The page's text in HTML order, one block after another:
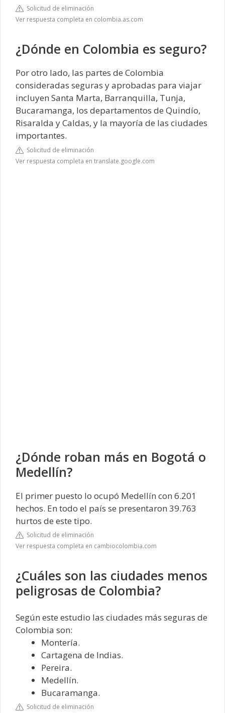
Solicitud de eliminación
Ver respuesta completa en colombia.as.com
¿Dónde en Colombia es seguro?
Por otro lado, las partes de Colombia
consideradas seguras y aprobadas para viajar
incluyen Santa Marta, Barranquilla, Tunja,
Bucaramanga, los departamentos de Quindío,
Risaralda y Caldas, y la mayoría de las ciudades
importantes.
Solicitud de eliminación
Ver respuesta completa en translate.google.com
¿Dónde roban más en Bogotá o
Medellín?
El primer puesto lo ocupó Medellín con 6.201
hechos. En todo el país se presentaron 39.763
hurtos de este tipo.
Solicitud de eliminación
Ver respuesta completa en cambiocolombia.com
¿Cuáles son las ciudades menos
peligrosas de Colombia?
Según este estudio las ciudades más seguras de
Colombia son:
Montería.
Cartagena de Indias.
Pereira.
Medellín.
Bucaramanga.
Solicitud de eliminación